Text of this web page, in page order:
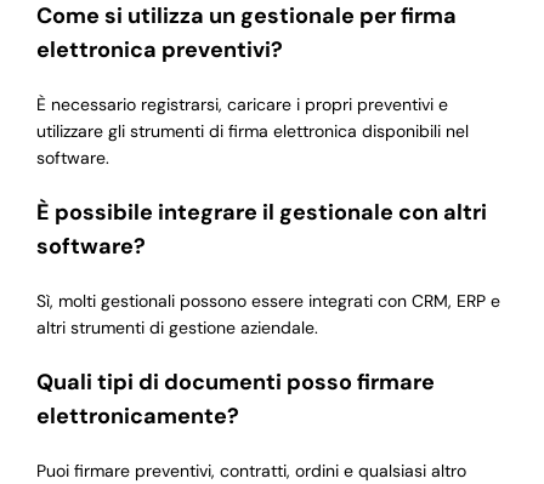
Come si utilizza un gestionale per firma
elettronica preventivi?
È necessario registrarsi, caricare i propri preventivi e
utilizzare gli strumenti di firma elettronica disponibili nel
software.
È possibile integrare il gestionale con altri
software?
Sì, molti gestionali possono essere integrati con CRM, ERP e
altri strumenti di gestione aziendale.
Quali tipi di documenti posso firmare
elettronicamente?
Puoi firmare preventivi, contratti, ordini e qualsiasi altro